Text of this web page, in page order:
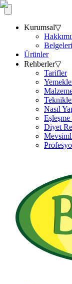
Kurumsal▽
Ürünler
Rehberler▽
Tarifler
Nasıl
Diyet